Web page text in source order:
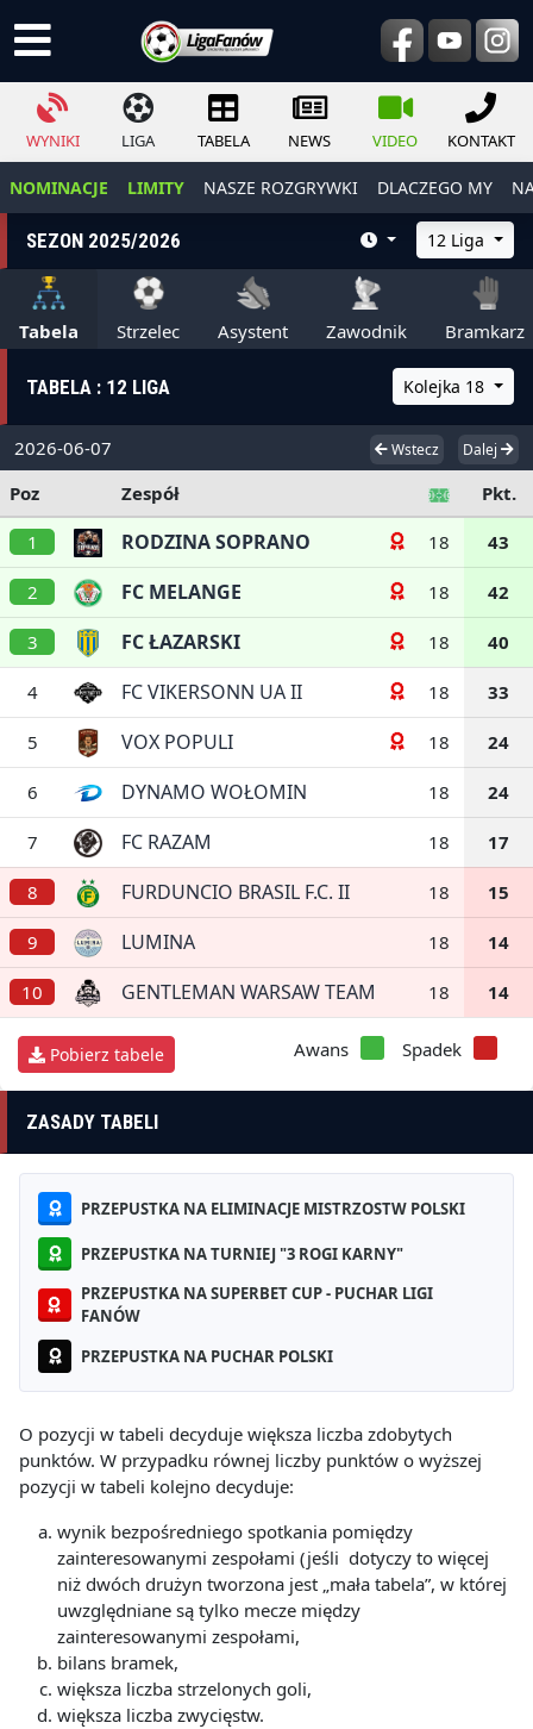
WYNIKI LIGA TABELA NEWS VIDEO KONTAKT
NOMINACJE LIMITY NASZE ROZGRYWKI DLACZEGO MY
SEZON 2025/2026 12 Liga
Tabela Strzelec Asystent Zawodnik Bramkarz
TABELA : 12 LIGA Kolejka 18
2026-06-07 Wstecz Dalej
Poz Zespół Pkt.
1 RODZINA SOPRANO 18 43
2 FC MELANGE 18 42
3 FC ŁAZARSKI 18 40
4 FC VIKERSONN UA II 18 33
5 VOX POPULI 18 24
6 DYNAMO WOŁOMIN 18 24
7 FC RAZAM 18 17
8 FURDUNCIO BRASIL F.C. II 18 15
9 LUMINA 18 14
10 GENTLEMAN WARSAW TEAM 18 14
Pobierz tabele Spadek
Awans
ZASADY TABELI
PRZEPUSTKA NA ELIMINACJE MISTRZOSTW POLSKI
PRZEPUSTKA NA TURNIEJ "3 ROGI KARNY"
PRZEPUSTKA NA SUPERBET CUP - PUCHAR LIGI
FANÓW
PRZEPUSTKA NA PUCHAR POLSKI
O pozycji w tabeli decyduje większa liczba zdobytych
punktów. W przypadku równej liczby punktów o wyższej
pozycji w tabeli kolejno decyduje:
wynik bezpośredniego spotkania pomiędzy
zainteresowanymi zespołami (jeśli dotyczy to więcej
niż dwóch drużyn tworzona jest „mała tabela”, w której
uwzględniane są tylko mecze między
zainteresowanymi zespołami,
bilans bramek,
większa liczba strzelonych goli,
większa liczba zwycięstw.